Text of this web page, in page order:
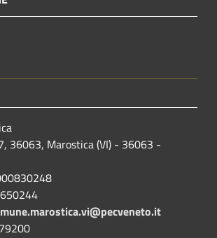
36063, Marostica (VI) - 36063 -
vi@pecveneto.it